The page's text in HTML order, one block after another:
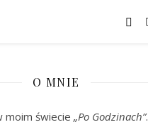
O MNIE
moim świecie „Po Godzinach”.